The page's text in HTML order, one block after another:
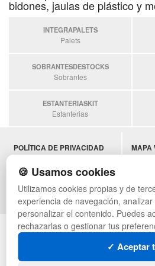
bidones, jaulas de plástico y
INTEGRAPALETS
Palets
SOBRANTESDESTOCKS
Sobrantes
ESTANTERIASKIT
Estanterias
POLÍTICA DE PRIVACIDAD
CAMBIOS Y DEVOLUCIONES
CONTACTO
QUIENES SOMOS
MAPA
© asistentecompras.com - Todos
🍪 Usamos cookies
Utilizamos cookies propias y de
experiencia de navegación,
personalizar el contenido. Puedes
rechazarlas o gestionar tus
✓ Aceptar